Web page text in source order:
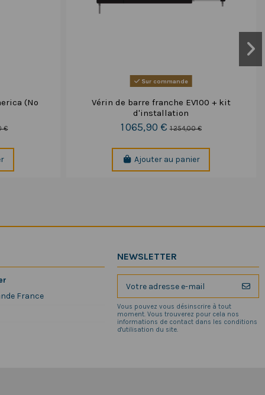
(No
€
Sur commande
Vérin de barre franche EV100 + kit
d'installation
1 065,90 €1 254,00 €
Ajouter au panier
France
NEWSLETTER
Vous pouvez vous désinscrire à tout
moment. Vous trouverez pour cela nos
informations de contact dans les conditions
d'utilisation du site.